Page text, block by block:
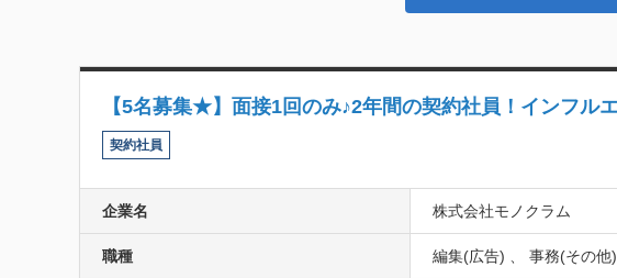
【5名募集★】面接1回のみ♪2年間の契約社員！インフル
契約社員
企業名 株式会社モノクラム
職種 編集(広告) 、 事務(その他)